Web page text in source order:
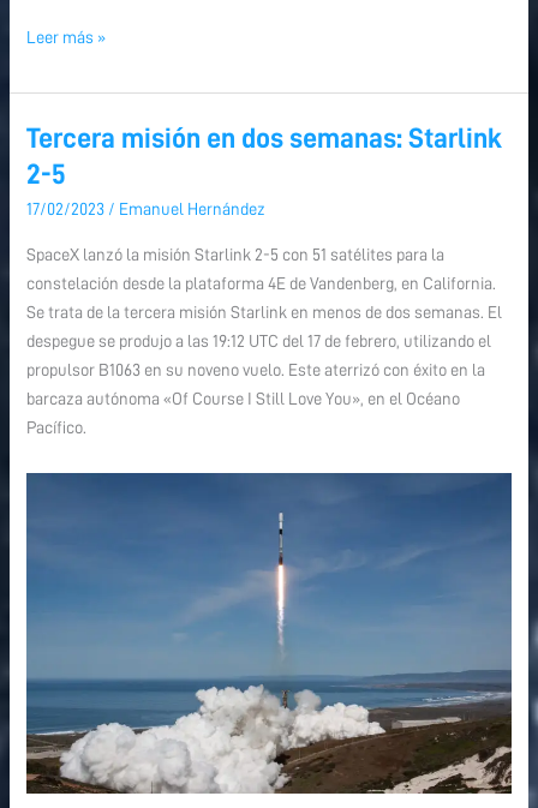
Leer más »
Tercera misión en dos semanas: Starlink
2-5
17/02/2023 / Emanuel Hernández
SpaceX lanzó la misión Starlink 2-5 con 51 satélites para la
constelación desde la plataforma 4E de Vandenberg, en California.
Se trata de la tercera misión Starlink en menos de dos semanas. El
despegue se produjo a las 19:12 UTC del 17 de febrero, utilizando el
propulsor B1063 en su noveno vuelo. Este aterrizó con éxito en la
barcaza autónoma «Of Course I Still Love You», en el Océano
Pacífico.
Tercera
misión
dos
semanas:
Starlink
2-
5